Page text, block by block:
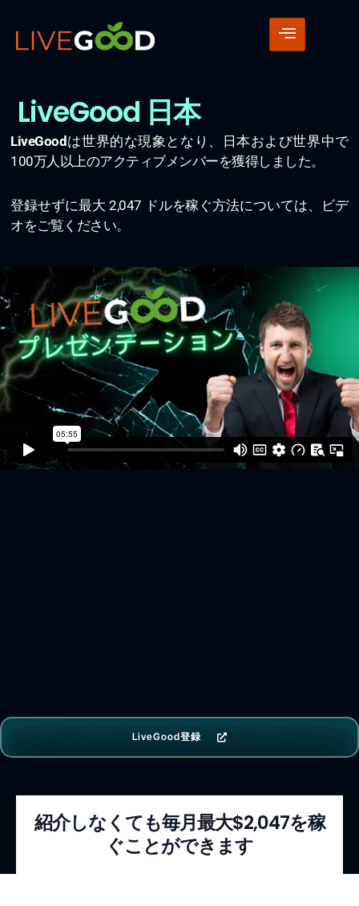
LiveGood 日本
LiveGood は世界的な現象となり、日本および世界中で
100万人以上のアクティブメンバーを獲得しました。
登録せずに最大 2,047 ドルを稼ぐ方法については、ビデ
オをご覧ください。
LiveGood登録
紹介しなくても毎月最大$2,047を稼
ぐことができます